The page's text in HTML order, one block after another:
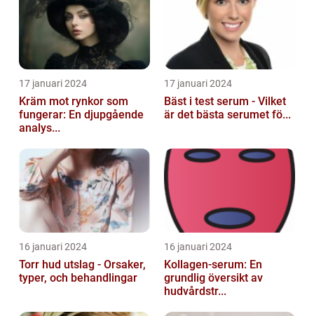
17 januari 2024
Kräm mot rynkor som
fungerar: En djupgående
analys...
17 januari 2024
Bäst i test serum - Vilket
är det bästa serumet fö...
16 januari 2024
Torr hud utslag - Orsaker,
typer, och behandlingar
16 januari 2024
Kollagen-serum: En
grundlig översikt av
hudvårdstr...